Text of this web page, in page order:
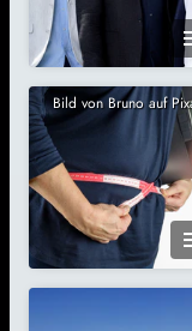
Bild von Bruno auf